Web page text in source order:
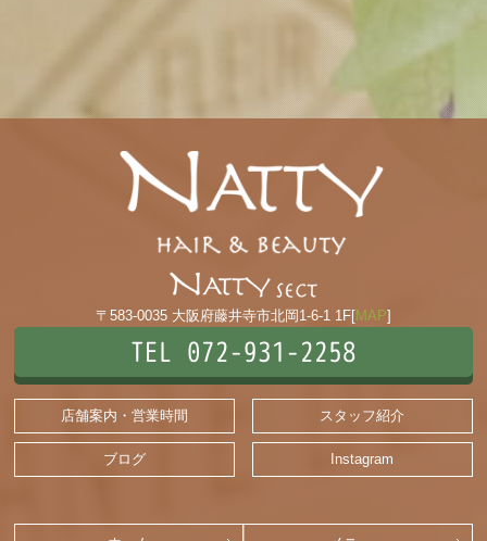
〒583-0035 大阪府藤井寺市北岡1-6-1 1F[MAP]
TEL 072-931-2258
店舗案内・営業時間 スタッフ紹介
ブログ Instagram